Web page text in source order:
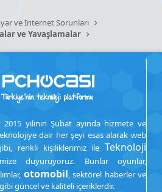
ve İnternet Sorunları
ve Yavaşlamalar
yılının Şubat ayında hizmete ve
dair her şeyi esas alarak web
renkli kişiliklerimiz ile Teknoloji
duyuruyoruz. Bunlar oyunlar,
otomobil, sektörel haberler ve
güncel ve kaliteli içeriklerdir.